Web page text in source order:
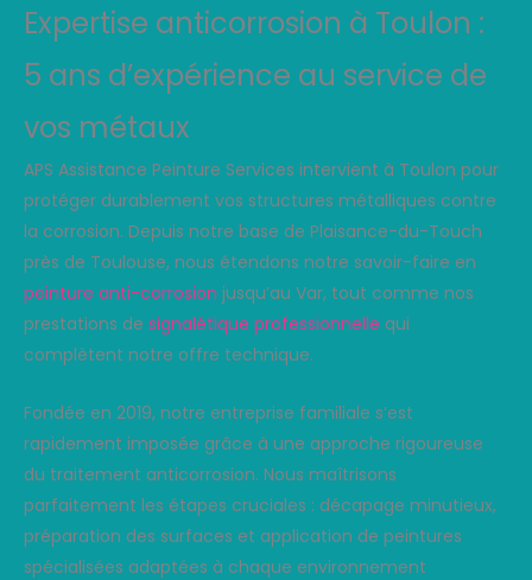
Expertise anticorrosion à Toulon :
5 ans d’expérience au service de
vos métaux
APS Assistance Peinture Services intervient à Toulon pour
protéger durablement vos structures métalliques contre
la corrosion. Depuis notre base de Plaisance-du-Touch
près de Toulouse, nous étendons notre savoir-faire en
peinture anti-corrosion jusqu’au Var, tout comme nos
prestations de signalétique professionnelle qui
complètent notre offre technique.
Fondée en 2019, notre entreprise familiale s’est
rapidement imposée grâce à une approche rigoureuse
du traitement anticorrosion. Nous maîtrisons
parfaitement les étapes cruciales : décapage minutieux,
préparation des surfaces et application de peintures
spécialisées adaptées à chaque environnement